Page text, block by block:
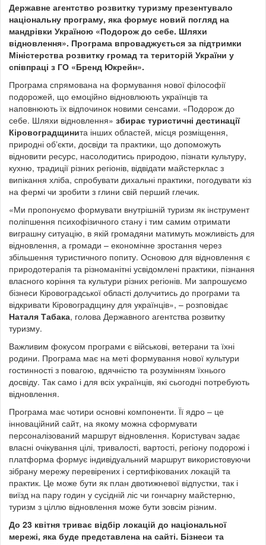
Державне агентство розвитку туризму презентувало
національну програму, яка формує новий погляд на
мандрівки Україною «Подорож до себе. Шляхи
відновлення». Програма впроваджується за підтримки
Міністерства розвитку громад та територій України у
співпраці з ГО «Бренд Юкрейн».
Програма спрямована на формування нової філософії
подорожей, що емоційно відновлюють українців та
наповнюють їх відпочинок новими сенсами. «Подорож до
себе. Шляхи відновлення» збирає туристичні дестинації
Кіровоградщинита інших областей, місця розміщення,
природні обʼєкти, досвіди та практики, що допоможуть
відновити ресурс, насолодитись природою, пізнати культуру,
кухню, традиції різних регіонів, відвідати майстерклас з
випікання хліба, спробувати дихальні практики, погодувати кіз
на фермі чи зробити з глини свій перший глечик.
«Ми пропонуємо формувати внутрішній туризм як інструмент
поліпшення психофізичного стану і тим самим отримати
виграшну ситуацію, в якій громадяни матимуть можливість для
відновлення, а громади – економічне зростання через
збільшення туристичного попиту. Основою для відновлення є
природотерапія та різноманітні усвідомлені практики, пізнання
власного коріння та культури різних регіонів. Ми запрошуємо
бізнеси Кіровоградської області долучитись до програми та
відкривати Кіровоградщину для українців», – розповідає
Наталя Табака, голова Державного агентства розвитку
туризму.
Важливим фокусом програми є військові, ветерани та їхні
родини. Програма має на меті формування нової культури
гостинності з повагою, вдячністю та розумінням їхнього
досвіду. Так само і для всіх українців, які сьогодні потребують
відновлення.
Програма має чотири основні компоненти. Її ядро – це
інноваційний сайт, на якому можна сформувати
персоналізований маршрут відновлення. Користувач задає
власні очікування цілі, тривалості, вартості, регіону подорожі і
платформа формує індивідуальний маршрут використовуючи
зібрану мережу перевірених і сертифікованих локацій та
практик. Це може бути як план двотижневої відпустки, так і
виїзд на пару годин у сусідній ліс чи гончарну майстерню,
туризм з ціллю відновлення може бути зовсім різним.
До 23 квітня триває відбір локацій до національної
мережі, яка буде представлена на сайті. Бізнеси та